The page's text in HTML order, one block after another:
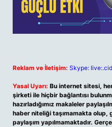
Reklam ve İletişim: Skype:
Yasal Uyarı: Bu internet sitesi,
şirketi ile hiçbir bağlantısı
hazırladığımız makaleler
haber niteliği taşımamakta olup,
paylaşım yapılmamaktadır.